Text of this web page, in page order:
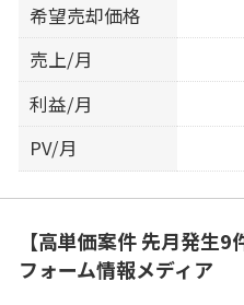
希望売却価格
売上/月
利益/月
PV/月
【高単価案件 先月発生
フォーム情報メディア